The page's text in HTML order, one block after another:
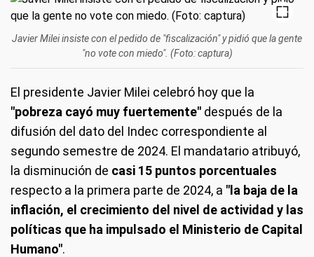
Javier Milei insiste con el pedido de "fiscalización" y pidió que la gente
"no vote con miedo". (Foto: captura)
El presidente Javier Milei celebró hoy que la
"pobreza cayó muy fuertemente" después de la
difusión del dato del Indec correspondiente al
segundo semestre de 2024. El mandatario atribuyó,
la disminución de casi 15 puntos porcentuales
respecto a la primera parte de 2024, a "la baja de la
inflación, el crecimiento del nivel de actividad y las
políticas que ha impulsado el Ministerio de Capital
Humano".